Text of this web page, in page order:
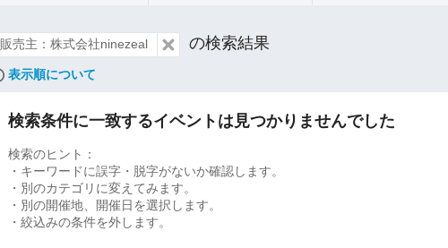
販売主：株式会社ninezeal の検索結果
表示順について
検索条件に一致するイベントは見つかりませんでした
検索のヒント：
・キーワードに誤字・脱字がないか確認します。
・別のカテゴリに変えてみます。
・別の開催地、開催日を選択します。
・絞込みの条件を外します。